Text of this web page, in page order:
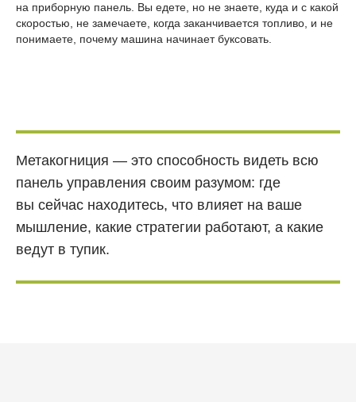
на приборную панель. Вы едете, но не знаете, куда и с какой
скоростью, не замечаете, когда заканчивается топливо, и не
понимаете, почему машина начинает буксовать.
Метакогниция — это способность видеть всю
панель управления своим разумом: где
вы сейчас находитесь, что влияет на ваше
мышление, какие стратегии работают, а какие
ведут в тупик.